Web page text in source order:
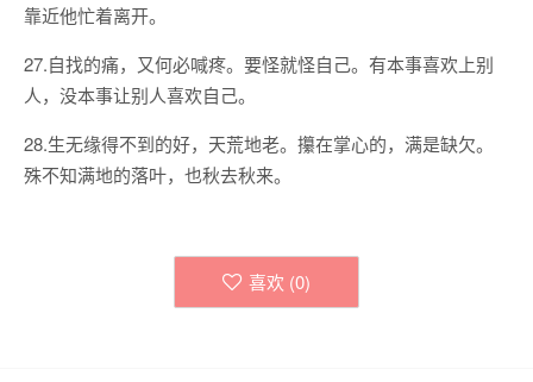
靠近他忙着离开。
27.自找的痛，又何必喊疼。要怪就怪自己。有本事喜欢上别
人，没本事让别人喜欢自己。
28.生无缘得不到的好，天荒地老。攥在掌心的，满是缺欠。
殊不知满地的落叶，也秋去秋来。
喜欢 (0)